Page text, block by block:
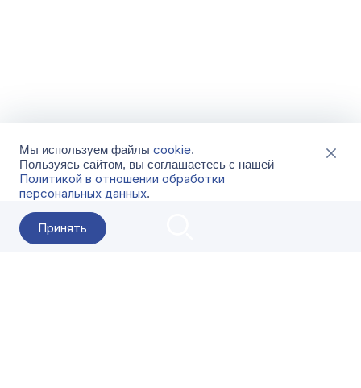
Мы используем файлы cookie.
Пользуясь сайтом, вы соглашаетесь с нашей
Политикой в отношении обработки
персональных данных.
Принять